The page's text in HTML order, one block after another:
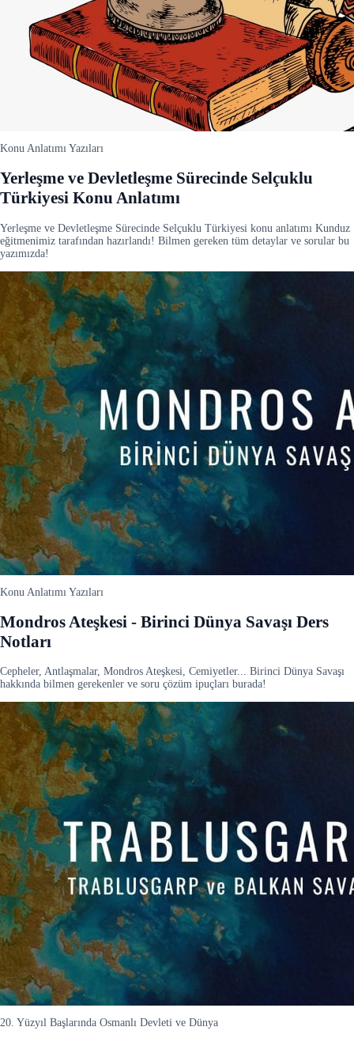
Konu Anlatımı Yazıları
Yerleşme ve Devletleşme Sürecinde Selçuklu
Türkiyesi Konu Anlatımı
Yerleşme ve Devletleşme Sürecinde Selçuklu Türkiyesi konu anlatımı Kunduz
eğitmenimiz tarafından hazırlandı! Bilmen gereken tüm detaylar ve sorular bu
yazımızda!
Konu Anlatımı Yazıları
Mondros Ateşkesi - Birinci Dünya Savaşı Ders
Notları
Cepheler, Antlaşmalar, Mondros Ateşkesi, Cemiyetler... Birinci Dünya Savaşı
hakkında bilmen gerekenler ve soru çözüm ipuçları burada!
20. Yüzyıl Başlarında Osmanlı Devleti ve Dünya